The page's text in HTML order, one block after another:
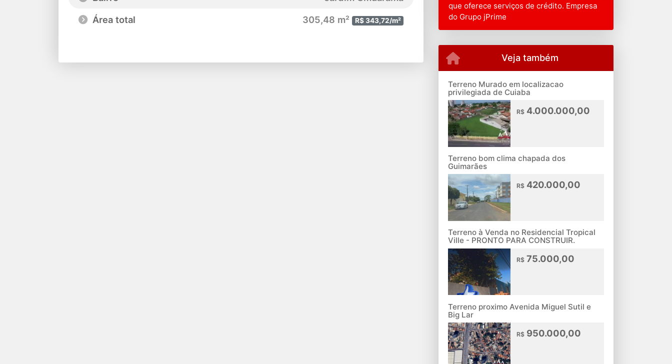
Área total
305,48 m² R$ 343,72/m²
que oferece serviços de crédito. Empresa
do Grupo jPrime
Veja também
Terreno Murado em localizacao
privilegiada de Cuiaba
R$4.000.000,00
Terreno bom clima chapada dos
Guimarães
R$420.000,00
Terreno à Venda no Residencial Tropical
Ville - PRONTO PARA CONSTRUIR.
R$75.000,00
Terreno proximo Avenida Miguel Sutil e
Big Lar
R$950.000,00